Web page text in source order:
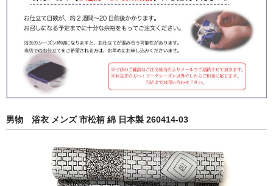
男物 浴衣 メンズ 市松柄 綿 日本製 260414-03